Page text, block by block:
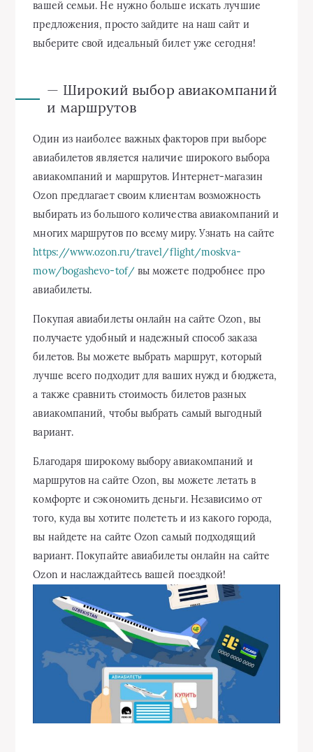
вашей семьи. Не нужно больше искать лучшие
предложения, просто зайдите на наш сайт и
выберите свой идеальный билет уже сегодня!
— Широкий выбор авиакомпаний
и маршрутов
Один из наиболее важных факторов при выборе
авиабилетов является наличие широкого выбора
авиакомпаний и маршрутов. Интернет-магазин
Ozon предлагает своим клиентам возможность
выбирать из большого количества авиакомпаний и
многих маршрутов по всему миру. Узнать на сайте
https://www.ozon.ru/travel/flight/moskva-
mow/bogashevo-tof/ вы можете подробнее про
авиабилеты.
Покупая авиабилеты онлайн на сайте Ozon, вы
получаете удобный и надежный способ заказа
билетов. Вы можете выбрать маршрут, который
лучше всего подходит для ваших нужд и бюджета,
а также сравнить стоимость билетов разных
авиакомпаний, чтобы выбрать самый выгодный
вариант.
Благодаря широкому выбору авиакомпаний и
маршрутов на сайте Ozon, вы можете летать в
комфорте и сэкономить деньги. Независимо от
того, куда вы хотите полететь и из какого города,
вы найдете на сайте Ozon самый подходящий
вариант. Покупайте авиабилеты онлайн на сайте
Ozon и наслаждайтесь вашей поездкой!